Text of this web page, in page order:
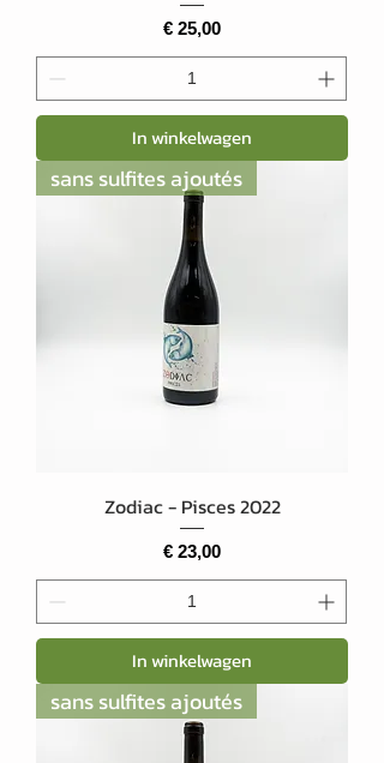
Prijs
€ 25,00
In winkelwagen
sans sulfites ajoutés
Zodiac - Pisces 2022
Prijs
€ 23,00
In winkelwagen
sans sulfites ajoutés